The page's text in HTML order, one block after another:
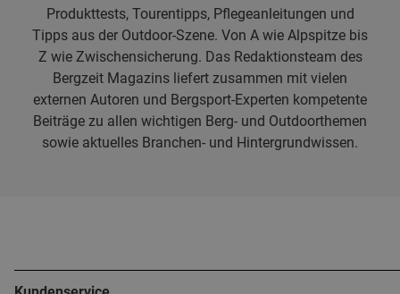
Produkttests, Tourentipps, Pflegeanleitungen und
Tipps aus der Outdoor-Szene. Von A wie Alpspitze bis
Z wie Zwischensicherung. Das Redaktionsteam des
Bergzeit Magazins liefert zusammen mit vielen
externen Autoren und Bergsport-Experten kompetente
Beiträge zu allen wichtigen Berg- und Outdoorthemen
sowie aktuelles Branchen- und Hintergrundwissen.